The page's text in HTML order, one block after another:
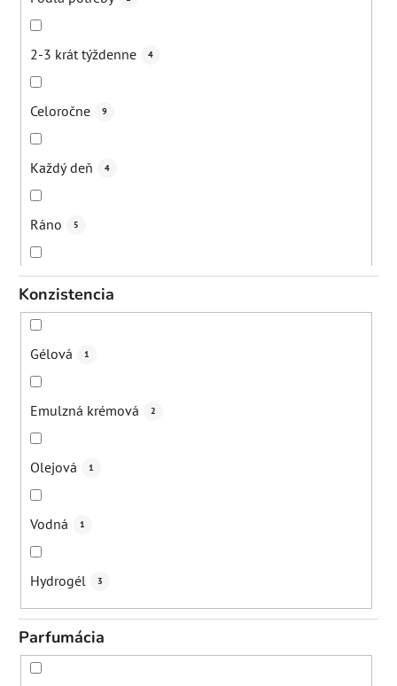
2-3 krát týždenne 4
Celoročne 9
Každý deň 4
Ráno 5
Večer
Konzistencia
Gélová 1
Emulzná krémová 2
Olejová 1
Vodná 1
Hydrogél 3
Parfumácia